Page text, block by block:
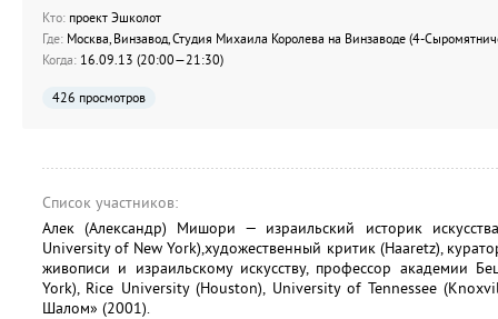
Кто: проект Эшколот
Где: Москва, Винзавод, Студия Михаила Королева на Винзаводе (4-
Когда: 16.09.13 (20:00—21:30)
426 просмотров
Список участников:
Алек (Александр) Мишори — израильский историк
University of New York),художественный критик (Haaretz),
живописи и израильскому искусству, профессор академии
York), Rice University (Houston), University of Tennessee
Шалом» (2001).